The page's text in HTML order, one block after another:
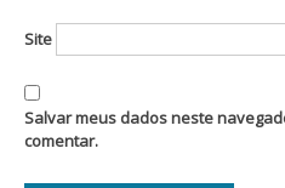
Site
Salvar meus dados neste
comentar.